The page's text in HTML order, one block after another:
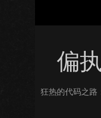
偏
狂热的代码之路